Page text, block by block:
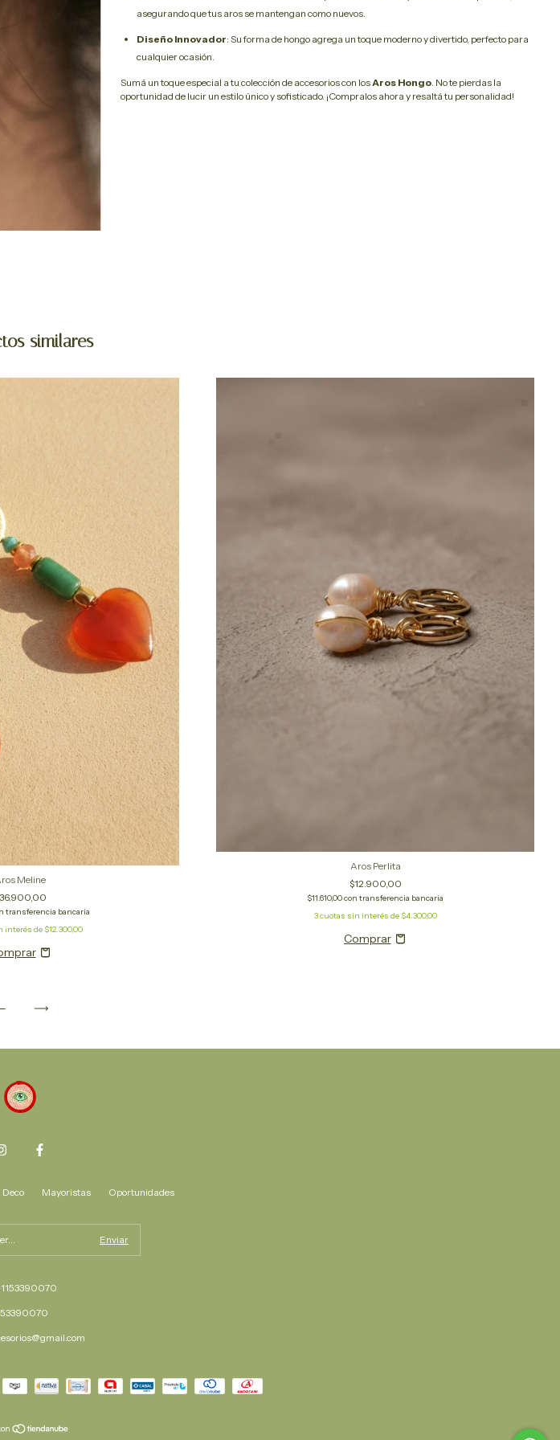
asegurando que tus aros se mantengan como nuevos.
Diseño Innovador: Su forma de hongo agrega un toque moderno y divertido, perfecto para
cualquier ocasión.
Sumá un toque especial a tu colección de accesorios con los Aros Hongo. No te pierdas la
oportunidad de lucir un estilo único y sofisticado. ¡Compralos ahora y resaltá tu personalidad!
similares
Meline
transferencia bancaria
interés de $12.300,00
Aros Perlita
$12.900,00
$11.610,00con transferencia bancaria
3cuotas sin interés de $4.300,00
Deco Mayoristas Oportunidades